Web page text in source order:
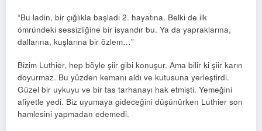
“Bu ladin, bir çığlıkla başladı 2. hayatına. Belki de ilk
ömründeki sessizliğine bir isyandır bu. Ya da yapraklarına,
dallarına, kuşlarına bir özlem…”
Bizim Luthier, hep böyle şiir gibi konuşur. Ama bilir ki şiir karın
doyurmaz. Bu yüzden kemanı aldı ve kutusuna yerleştirdi.
Güzel bir uykuyu ve bir tas tarhanayı hak etmişti. Yemeğini
afiyetle yedi. Biz uyumaya gideceğini düşünürken Luthier son
hamlesini yapmadan edemedi.